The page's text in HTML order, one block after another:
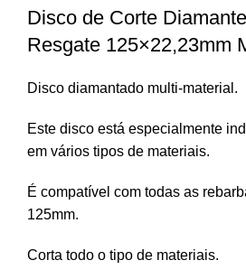
Disco de Corte
Resgate 125×22,23mm
Disco diamantado multi-material.
Este disco está especialmente
em vários tipos de materiais.
É compatível com todas as
125mm.
Corta todo o tipo de materiais.